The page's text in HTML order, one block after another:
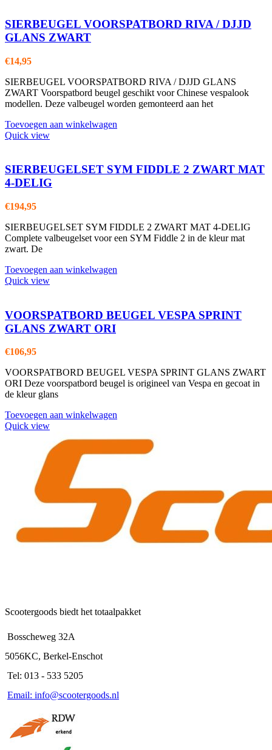
SIERBEUGEL VOORSPATBORD RIVA / DJJD
GLANS ZWART
€14,95
SIERBEUGEL VOORSPATBORD RIVA / DJJD GLANS
ZWART Voorspatbord beugel geschikt voor Chinese vespalook
modellen. Deze valbeugel worden gemonteerd aan het
Toevoegen aan winkelwagen
Quick view
SIERBEUGELSET SYM FIDDLE 2 ZWART MAT
4-DELIG
€194,95
SIERBEUGELSET SYM FIDDLE 2 ZWART MAT 4-DELIG
Complete valbeugelset voor een SYM Fiddle 2 in de kleur mat
zwart. De
Toevoegen aan winkelwagen
Quick view
VOORSPATBORD BEUGEL VESPA SPRINT
GLANS ZWART ORI
€106,95
VOORSPATBORD BEUGEL VESPA SPRINT GLANS ZWART
ORI Deze voorspatbord beugel is origineel van Vespa en gecoat in
de kleur glans
Toevoegen aan winkelwagen
Quick view
Scootergoods biedt het totaalpakket
Bosscheweg 32A
5056KC, Berkel-Enschot
Tel: 013 - 533 5205
Email: info@scootergoods.nl